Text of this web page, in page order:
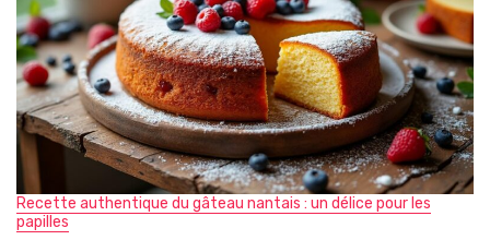
Recette authentique du gâteau nantais : un délice pour les
papilles